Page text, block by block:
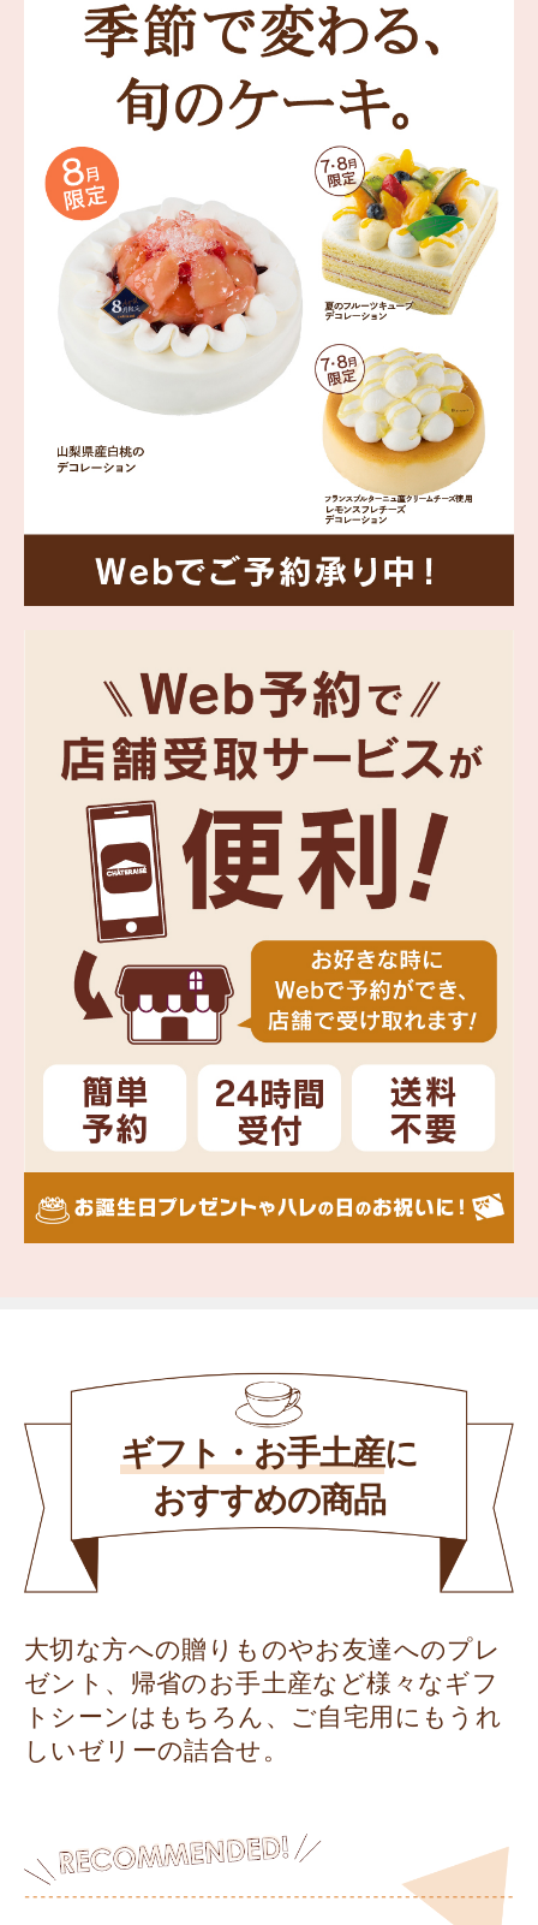
ギフト・お手土産に
おすすめの商品
大切な方への贈りものやお友達へのプレ
ゼント、帰省のお手土産など様々なギフ
トシーンはもちろん、ご自宅用にもうれ
しいゼリーの詰合せ。
岳や末広がりを意味す
つ時」という意味を込
。雄大な八ヶ岳山麓の自
れる、こだわりのスイー
Malaysia
UAE
Thailand